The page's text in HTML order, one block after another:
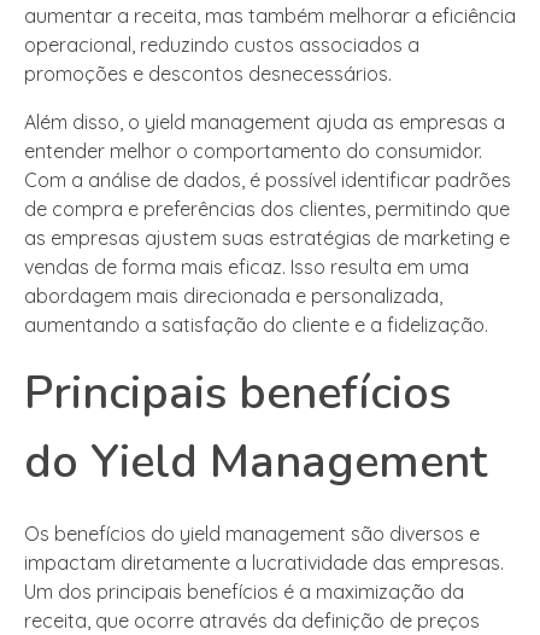
aumentar a receita, mas também melhorar a eficiência
operacional, reduzindo custos associados a
promoções e descontos desnecessários.
Além disso, o yield management ajuda as empresas a
entender melhor o comportamento do consumidor.
Com a análise de dados, é possível identificar padrões
de compra e preferências dos clientes, permitindo que
as empresas ajustem suas estratégias de marketing e
vendas de forma mais eficaz. Isso resulta em uma
abordagem mais direcionada e personalizada,
aumentando a satisfação do cliente e a fidelização.
Principais benefícios
do Yield Management
Os benefícios do yield management são diversos e
impactam diretamente a lucratividade das empresas.
Um dos principais benefícios é a maximização da
receita, que ocorre através da definição de preços